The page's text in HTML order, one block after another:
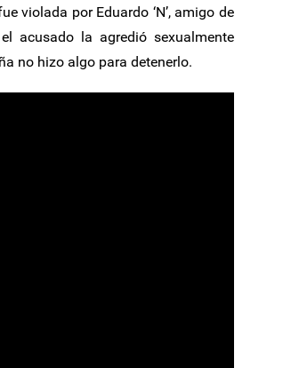
violada por Eduardo ‘N’, amigo de
acusado la agredió sexualmente
no hizo algo para detenerlo.